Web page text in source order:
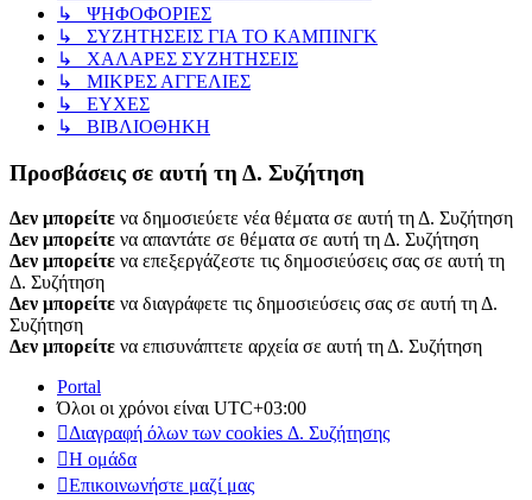
↳ ΨΗΦΟΦΟΡΙΕΣ
↳ ΣΥΖΗΤΗΣΕΙΣ ΓΙΑ ΤΟ ΚΑΜΠΙΝΓΚ
↳ ΧΑΛΑΡΕΣ ΣΥΖΗΤΗΣΕΙΣ
↳ ΜΙΚΡΕΣ ΑΓΓΕΛΙΕΣ
↳ ΕΥΧΕΣ
↳ ΒΙΒΛΙΟΘΗΚΗ
Προσβάσεις σε αυτή τη Δ. Συζήτηση
Δεν μπορείτε να δημοσιεύετε νέα θέματα σε αυτή τη Δ. Συζήτηση
Δεν μπορείτε να απαντάτε σε θέματα σε αυτή τη Δ. Συζήτηση
Δεν μπορείτε να επεξεργάζεστε τις δημοσιεύσεις σας σε αυτή τη
Δ. Συζήτηση
Δεν μπορείτε να διαγράφετε τις δημοσιεύσεις σας σε αυτή τη Δ.
Συζήτηση
Δεν μπορείτε να επισυνάπτετε αρχεία σε αυτή τη Δ. Συζήτηση
Portal
Όλοι οι χρόνοι είναι UTC+03:00
Διαγραφή όλων των cookies Δ. Συζήτησης
Η ομάδα
Επικοινωνήστε μαζί μας